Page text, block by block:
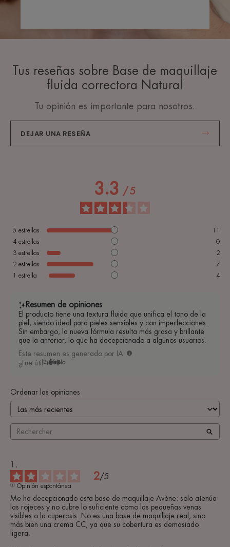
Tus reseñas sobre Base de maquillaje
fluida correctora Natural
Tu opinión es importante para nosotros.
DEJAR UNA RESEÑA
3.3 / 5
5 estrellas
4 estrellas
0
3 estrellas
2
2 estrellas
7
estrella 4
Resumen de opiniones
El producto tiene una textura fluida que unifica el tono de la
piel, siendo ideal para pieles sensibles y con imperfecciones.
Sin embargo, la nueva fórmula resulta más grasa y brillante
que la anterior, lo que ha decepcionado a algunos usuarios.
Este resumen es generado por IA
¿Fue útil?
Sí No
Ordenar las opiniones
2/5
Opinión espontánea
Me ha decepcionado esta base de maquillaje Avène: solo atenúa
las rojeces y no cubre lo suficiente como las pequeñas venas
visibles o la cuperosis. No es una base de maquillaje real, sino
más bien una crema CC, ya que su cobertura es demasiado
ligera.